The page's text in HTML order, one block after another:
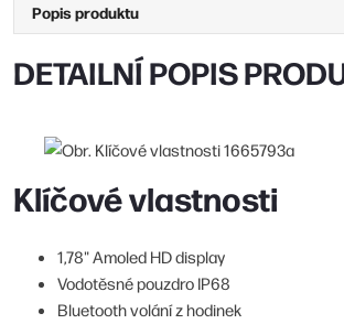
Popis produktu
DETAILNÍ POPIS
Klíčové vlastnosti
1,78" Amoled HD display
Vodotěsné pouzdro IP68
Bluetooth volání z hodinek